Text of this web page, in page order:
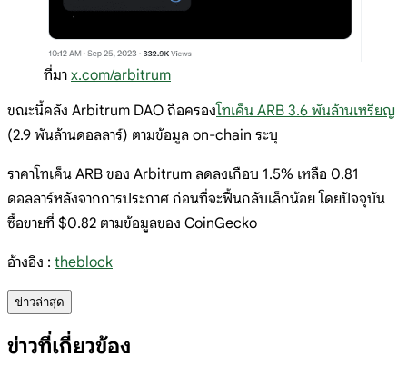
ที่มา x.com/arbitrum
ขณะนี้คลัง Arbitrum DAO ถือครองโทเค็น ARB 3.6 พันล้านเหรียญ
(2.9 พันล้านดอลลาร์) ตามข้อมูล on-chain ระบุ
ราคาโทเค็น ARB ของ Arbitrum ลดลงเกือบ 1.5% เหลือ 0.81
ดอลลาร์หลังจากการประกาศ ก่อนที่จะฟื้นกลับเล็กน้อย โดยปัจจุบัน
ซื้อขายที่ $0.82 ตามข้อมูลของ CoinGecko
อ้างอิง : theblock
ข่าวล่าสุด
ข่าวที่เกี่ยวข้อง